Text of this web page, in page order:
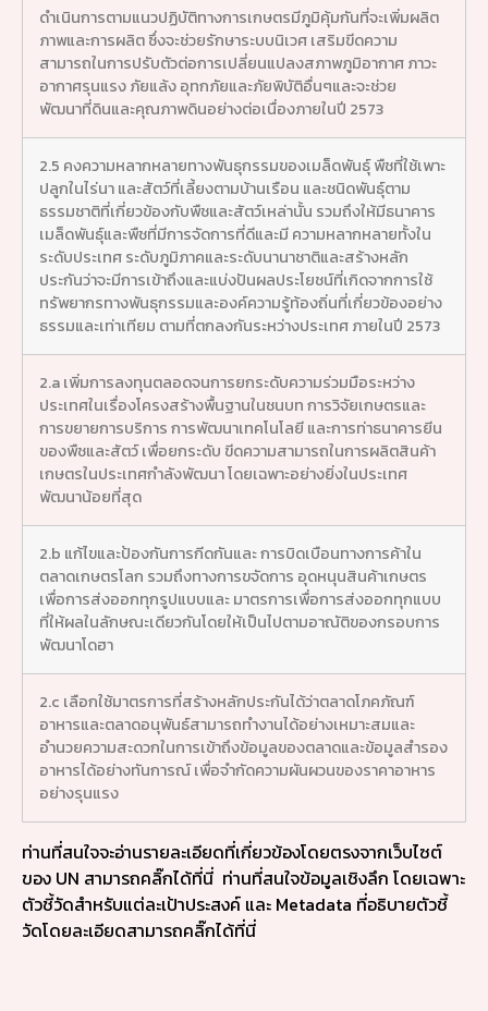
ดำเนินการตามแนวปฏิบัติทางการเกษตรมีภูมิคุ้มกันที่จะเพิ่มผลิต
ภาพและการผลิต ซึ่งจะช่วยรักษาระบบนิเวศ เสริมขีดความ
สามารถในการปรับตัวต่อการเปลี่ยนแปลงสภาพภูมิอากาศ ภาวะ
อากาศรุนแรง ภัยแล้ง อุทกภัยและภัยพิบัติอื่นๆและจะช่วย
พัฒนาที่ดินและคุณภาพดินอย่างต่อเนื่องภายในปี 2573
2.5 คงความหลากหลายทางพันธุกรรมของเมล็ดพันธุ์ พืชที่ใช้เพาะ
ปลูกในไร่นา และสัตว์ที่เลี้ยงตามบ้านเรือน และชนิดพันธุ์ตาม
ธรรมชาติที่เกี่ยวข้องกับพืชและสัตว์เหล่านั้น รวมถึงให้มีธนาคาร
เมล็ดพันธุ์และพืชที่มีการจัดการที่ดีและมี ความหลากหลายทั้งใน
ระดับประเทศ ระดับภูมิภาคและระดับนานาชาติและสร้างหลัก
ประกันว่าจะมีการเข้าถึงและแบ่งปันผลประโยชน์ที่เกิดจากการใช้
ทรัพยากรทางพันธุกรรมและองค์ความรู้ท้องถิ่นที่เกี่ยวข้องอย่าง
ธรรมและเท่าเทียม ตามที่ตกลงกันระหว่างประเทศ ภายในปี 2573
2.a เพิ่มการลงทุนตลอดจนการยกระดับความร่วมมือระหว่าง
ประเทศในเรื่องโครงสร้างพื้นฐานในชนบท การวิจัยเกษตรและ
การขยายการบริการ การพัฒนาเทคโนโลยี และการท่าธนาคารยีน
ของพืชและสัตว์ เพื่อยกระดับ ขีดความสามารถในการผลิตสินค้า
เกษตรในประเทศกำลังพัฒนา โดยเฉพาะอย่างยิ่งในประเทศ
พัฒนาน้อยที่สุด
2.b แก้ไขและป้องกันการกีดกันและ การบิดเบือนทางการค้าใน
ตลาดเกษตรโลก รวมถึงทางการขจัดการ อุดหนุนสินค้าเกษตร
เพื่อการส่งออกทุกรูปแบบและ มาตรการเพื่อการส่งออกทุกแบบ
ที่ให้ผลในลักษณะเดียวกันโดยให้เป็นไปตามอาณัติของกรอบการ
พัฒนาโดฮา
2.c เลือกใช้มาตรการที่สร้างหลักประกันได้ว่าตลาดโภคภัณฑ์
อาหารและตลาดอนุพันธ์สามารถทำงานได้อย่างเหมาะสมและ
อำนวยความสะดวกในการเข้าถึงข้อมูลของตลาดและข้อมูลสำรอง
อาหารได้อย่างทันการณ์ เพื่อจำกัดความผันผวนของราคาอาหาร
อย่างรุนแรง
ท่านที่สนใจจะอ่านรายละเอียดที่เกี่ยวข้องโดยตรงจากเว็บไซต์
ของ UN สามารถคลิ๊กได้ที่นี่ ท่านที่สนใจข้อมูลเชิงลึก โดยเฉพาะ
ตัวชี้วัดสำหรับแต่ละเป้าประสงค์ และ Metadata ที่อธิบายตัวชี้
วัดโดยละเอียดสามารถคลิ๊กได้ที่นี่